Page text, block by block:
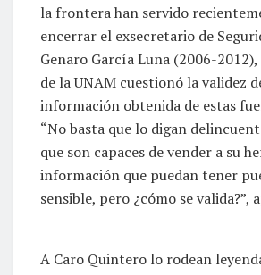
la frontera han servido
encerrar el exsecretario de
Genaro García Luna (2006-
de la UNAM cuestionó la validez
información obtenida de estas
“No basta que lo digan
que son capaces de vender a su
información que puedan tener
sensible, pero ¿cómo se valida?”,
A Caro Quintero lo rodean